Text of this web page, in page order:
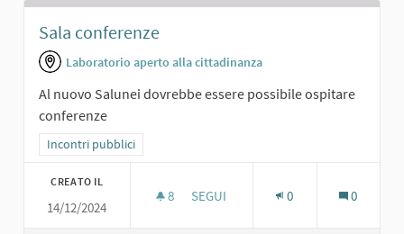
Sala conferenze
Laboratorio aperto alla cittadinanza
Al nuovo Salunei dovrebbe essere possibile ospitare
conferenze
Filtra i risultati per categoria: Incontri pubblici
Incontri pubblici
CREATO IL
14/12/2024
8 8 SOSTENITORI
SEGUI 0 0